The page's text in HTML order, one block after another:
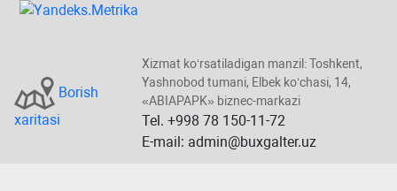
Borish
хaritasi
Xizmat koʻrsatiladigan manzil: Toshkent,
Yashnobod tumani, Elbek koʻchasi, 14,
«ABIAPAPK» biznec-markazi
Tel. +998 78 150-11-72
E-mail: admin@buxgalter.uz